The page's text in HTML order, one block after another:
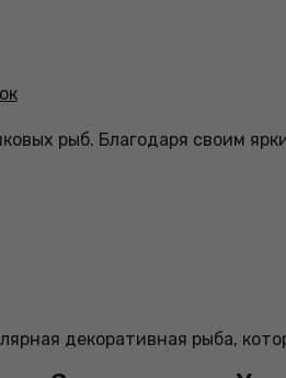
рыб. Благодаря своим
декоративная рыба,